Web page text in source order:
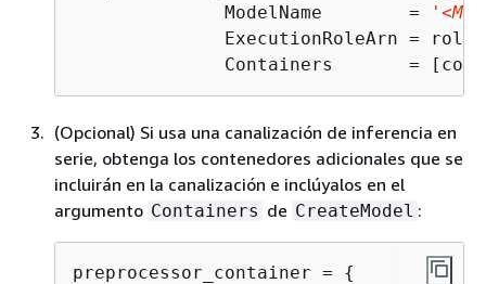
              ModelName        =
              ExecutionRoleArn = role,
Containers       =
(Opcional) Si usa una canalización de inferencia en
serie, obtenga los contenedores adicionales que se
incluirán en la canalización e inclúyalos en el
argumento Containers de CreateModel :
preprocessor_container = {